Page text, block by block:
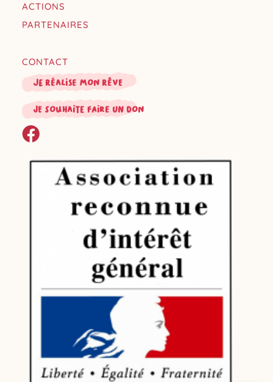
ACTIONS
PARTENAIRES
CONTACT
Je réalise mon rêve
je souhaite faire un don